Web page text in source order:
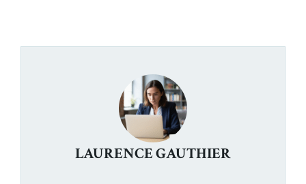
LAURENCE GAUTHIER